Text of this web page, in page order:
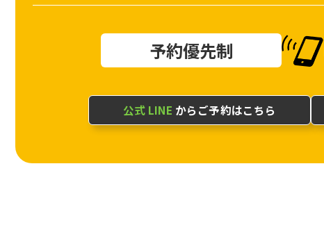
予約優先制
公式 LINE からご予約はこちら